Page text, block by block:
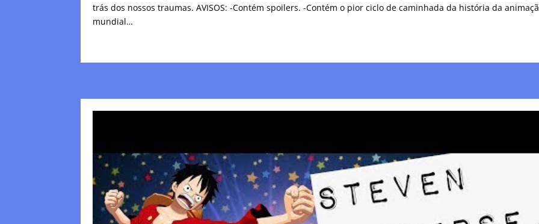
trás dos nossos traumas. AVISOS: -Contém spoilers. -Contém o pior ciclo de caminhada da história da
mundial…